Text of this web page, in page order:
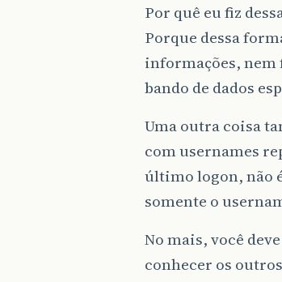
Por quê eu fiz
Porque dessa
informações, nem
bando de dados
Uma outra coisa
com usernames
último logon, não
somente o
No mais, você
conhecer os